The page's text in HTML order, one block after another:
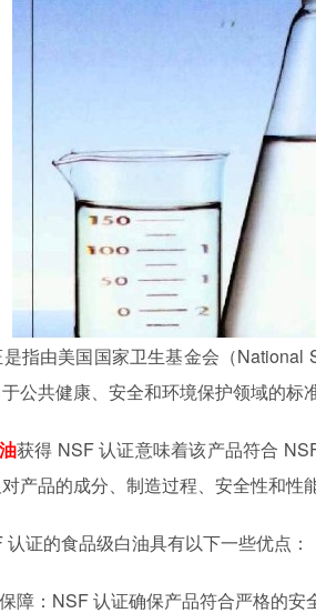
指由美国国家卫生基金会（National
公共健康、安全和环境保护领域的标
获得 NSF认证意味着该产品符合
产品的成分、制造过程、安全性和性
认证的食品级白油具有以下一些优点：
障： NSF认证确保产品符合严格的安